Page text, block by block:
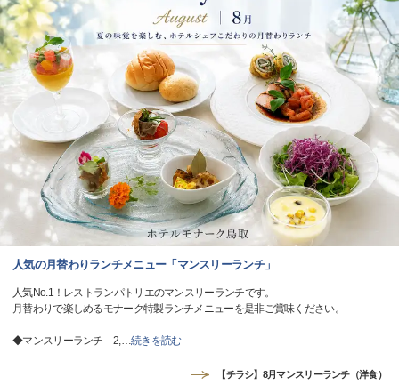
人気の月替わりランチメニュー「マンスリーランチ」
人気No.1！レストランパトリエのマンスリーランチです。
月替わりで楽しめるモナーク特製ランチメニューを是非ご賞味ください。
◆マンスリーランチ 2,…続きを読む
【チラシ】8月マンスリーランチ（洋食）